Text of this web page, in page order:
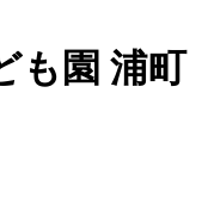
も園 浦町